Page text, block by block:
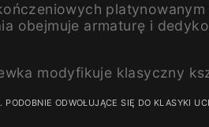
platynowanym
obejmuje armaturę i
ODWOŁUJĄCE SIĘ DO KLASYKI